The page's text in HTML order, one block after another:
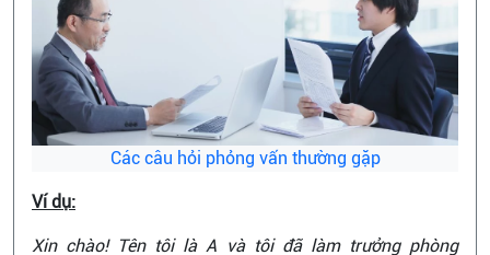
Các câu hỏi phỏng vấn thường gặp
Ví dụ:
Xin chào! Tên tôi là A và tôi đã làm trưởng phòng